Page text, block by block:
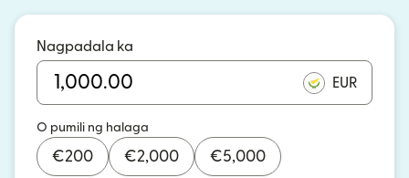
Nagpadala ka
EUR
O pumili ng halaga
€200 €2,000 €5,000